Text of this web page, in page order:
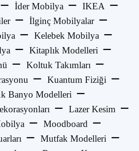
İder Mobilya
IKEA
İlginç Mobilyalar
Kelebek Mobilya
Kitaplık Modelleri
Koltuk Takımları
Kuantum Fiziği
Banyo Modelleri
Lazer Kesim
Moodboard
Mutfak Modelleri